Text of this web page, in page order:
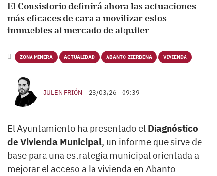
El Consistorio definirá ahora las actuaciones
más eficaces de cara a movilizar estos
inmuebles al mercado de alquiler
ZONA MINERA ACTUALIDAD ABANTO-ZIERBENA VIVIENDA
JULEN FRIÓN 23/03/26 - 09:39
El Ayuntamiento ha presentado el Diagnóstico
de Vivienda Municipal, un informe que sirve de
base para una estrategia municipal orientada a
mejorar el acceso a la vivienda en Abanto